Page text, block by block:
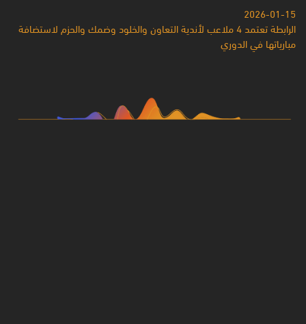
2026-01-15
الرابطة تعتمد 4 ملاعب لأندية التعاون والخلود وضمك والحزم لاستضافة
مبارياتها في الدوري